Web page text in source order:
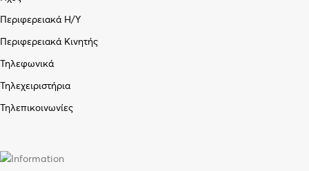
Περιφερειακά Η/Υ
Περιφερειακά Κινητής
Τηλεφωνικά
Τηλεχειριστήρια
Τηλεπικοινωνίες